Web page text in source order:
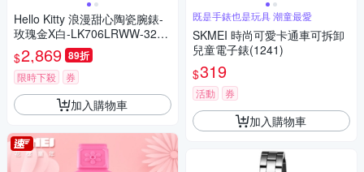
Hello Kitty 浪漫甜心陶瓷腕錶-
玫瑰金X白-LK706LRWW-32m
m
$2,869 89折
限時下殺 券
加入購物車
既是手錶也是玩具 潮童最愛
SKMEI 時尚可愛卡通車可拆卸
兒童電子錶(1241)
$319
活動 券
加入購物車